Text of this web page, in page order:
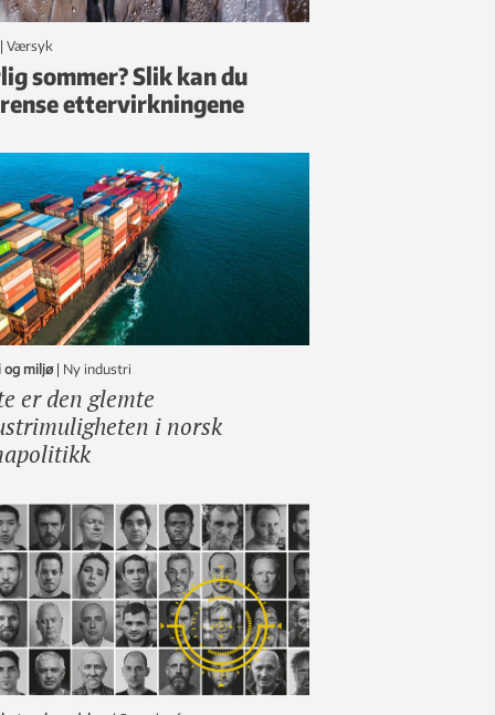
| Værsyk
sommer? Slik kan du
ettervirkningene
og miljø | ny industri
er den glemte
i norsk